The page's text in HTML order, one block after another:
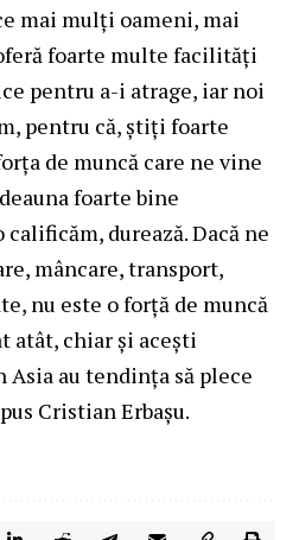
mai mulți oameni, mai
foarte multe facilități
pentru a-i atrage, iar noi
pentru că, știți foarte
de muncă care ne vine
foarte bine
durează. Dacă ne
mâncare, transport,
nu este o forță de muncă
atât, chiar și acești
au tendința să plece
Cristian Erbașu.